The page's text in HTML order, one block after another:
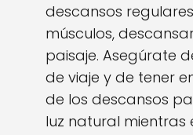
descansos
músculos,
paisaje. Asegúrate
de viaje y de tener
de los descansos
luz natural mientras